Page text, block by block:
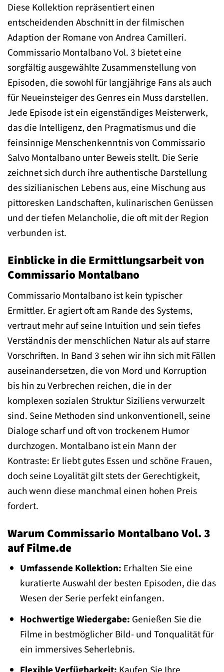
Diese Kollektion repräsentiert einen
entscheidenden Abschnitt in der filmischen
Adaption der Romane von Andrea Camilleri.
Commissario Montalbano Vol. 3 bietet eine
sorgfältig ausgewählte Zusammenstellung von
Episoden, die sowohl für langjährige Fans als auch
für Neueinsteiger des Genres ein Muss darstellen.
Jede Episode ist ein eigenständiges Meisterwerk,
das die Intelligenz, den Pragmatismus und die
feinsinnige Menschenkenntnis von Commissario
Salvo Montalbano unter Beweis stellt. Die Serie
zeichnet sich durch ihre authentische Darstellung
des sizilianischen Lebens aus, eine Mischung aus
pittoresken Landschaften, kulinarischen Genüssen
und der tiefen Melancholie, die oft mit der Region
verbunden ist.
Einblicke in die Ermittlungsarbeit von
Commissario Montalbano
Commissario Montalbano ist kein typischer
Ermittler. Er agiert oft am Rande des Systems,
vertraut mehr auf seine Intuition und sein tiefes
Verständnis der menschlichen Natur als auf starre
Vorschriften. In Band 3 sehen wir ihn sich mit Fällen
auseinandersetzen, die von Mord und Korruption
bis hin zu Verbrechen reichen, die in der
komplexen sozialen Struktur Siziliens verwurzelt
sind. Seine Methoden sind unkonventionell, seine
Dialoge scharf und oft von trockenem Humor
durchzogen. Montalbano ist ein Mann der
Kontraste: Er liebt gutes Essen und schöne Frauen,
doch seine Loyalität gilt stets der Gerechtigkeit,
auch wenn diese manchmal einen hohen Preis
fordert.
Warum Commissario Montalbano Vol. 3
auf Filme.de
Umfassende Kollektion: Erhalten Sie eine
kuratierte Auswahl der besten Episoden, die das
Wesen der Serie perfekt einfangen.
Hochwertige Wiedergabe: Genießen Sie die
Filme in bestmöglicher Bild- und Tonqualität für
ein immersives Seherlebnis.